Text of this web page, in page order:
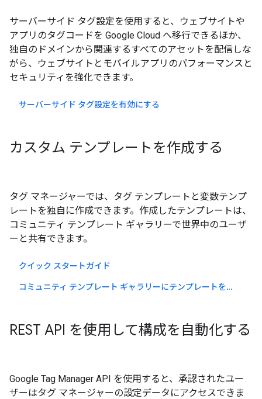
サーバーサイド タグ設定を使用すると、ウェブサイトや
アプリのタグコードを Google Cloud へ移行できるほか、
独自のドメインから関連するすべてのアセットを配信しな
がら、ウェブサイトとモバイルアプリのパフォーマンスと
セキュリティを強化できます。
サーバーサイド タグ設定を有効にする
カスタム テンプレートを作成する
タグ マネージャーでは、タグ テンプレートと変数テンプ
レートを独自に作成できます。作成したテンプレートは、
コミュニティ テンプレート ギャラリーで世界中のユーザ
ーと共有できます。
クイック スタートガイド
コミュニティ テンプレート ギャラリーにテンプレートを送信する
REST API を使用して構成を自動化する
Google Tag Manager API を使用すると、承認されたユー
ザーはタグ マネージャーの設定データにアクセスできま